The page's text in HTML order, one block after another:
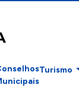
Turismo